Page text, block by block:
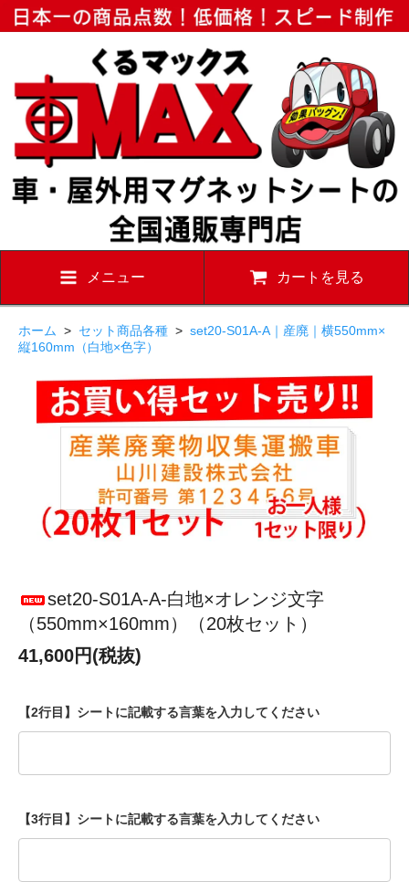
メニュー カートを見る
ホーム > セット商品各種 > set20-S01A-A｜産廃｜横550mm×
縦160mm（白地×色字）
set20-S01A-A-白地×オレンジ文字
（550mm×160mm）（20枚セット）
41,600円(税抜)
【2行目】シートに記載する言葉を入力してください
【3行目】シートに記載する言葉を入力してください